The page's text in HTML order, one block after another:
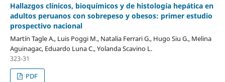
Hallazgos clínicos, bioquímicos y de histología hepática en
adultos peruanos con sobrepeso y obesos: primer estudio
prospectivo nacional
Martín Tagle A., Luis Poggi M., Natalia Ferrari G., Hugo Siu G., Melina
Aguinagac, Eduardo Luna C., Yolanda Scavino L.
323-31
PDF